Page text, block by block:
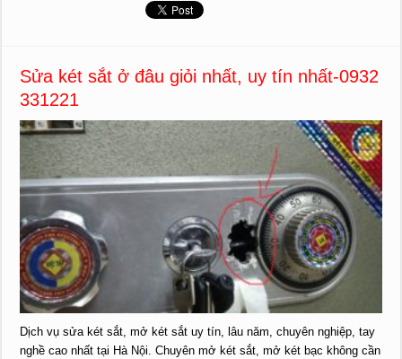
Sửa két sắt ở đâu giỏi nhất, uy tín nhất-0932
331221
Dịch vụ sửa két sắt, mở két sắt uy tín, lâu năm, chuyên nghiệp, tay
nghề cao nhất tại Hà Nội. Chuyên mở két sắt, mở két bạc không cần